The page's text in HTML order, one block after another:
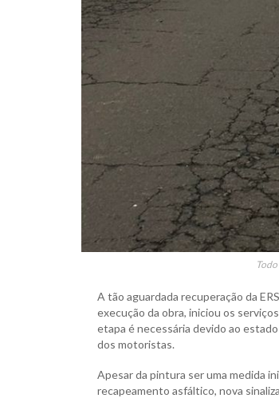
A tão aguardada recuperação da
execução da obra, iniciou os
etapa é necessária devido ao
dos motoristas.
Apesar da pintura ser uma medida
recapeamento asfáltico, nova